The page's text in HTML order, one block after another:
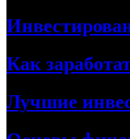
Как
Лучшие